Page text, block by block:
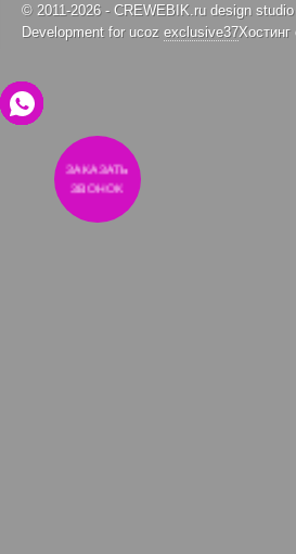
© 2011-2026 - CREWEBIK.ru design
Development for ucoz exclusive37Хостинг